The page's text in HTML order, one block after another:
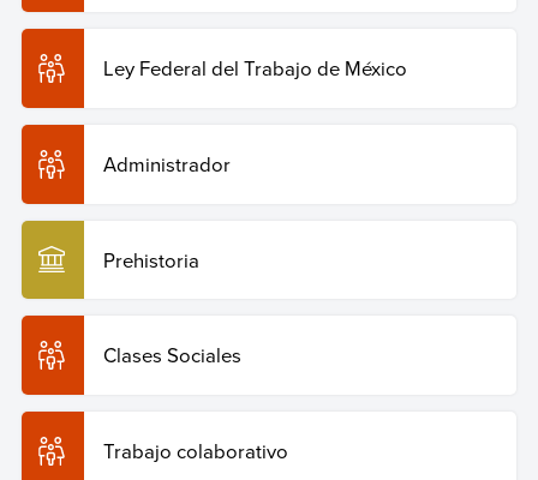
Ley Federal del Trabajo de México
Administrador
Prehistoria
Clases Sociales
Trabajo colaborativo